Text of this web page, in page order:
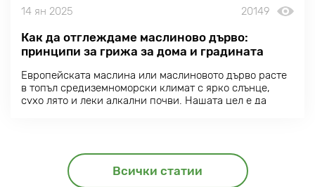
14 ян 2025 20149
Как да отглеждаме маслиново дърво:
принципи за грижа за дома и градината
Европейската маслина или маслиновото дърво расте
в топъл средиземноморски климат с ярко слънце,
сухо лято и леки алкални почви. Нашата цел е да
Всички статии